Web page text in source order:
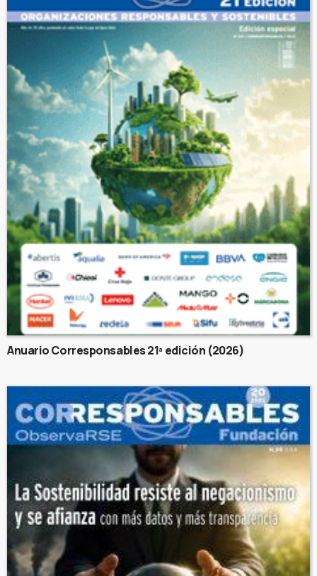
Anuario Corresponsables 21ª edición (2026)